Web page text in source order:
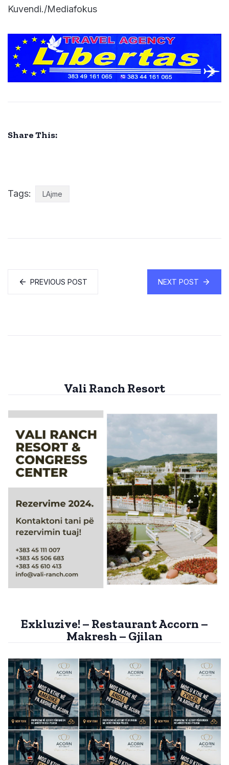
Kuvendi./Mediafokus
Share This:
Tags: LAjme
PREVIOUS POST NEXT POST
Vali Ranch Resort
Exkluzive! – Restaurant Accorn –
Makresh – Gjilan